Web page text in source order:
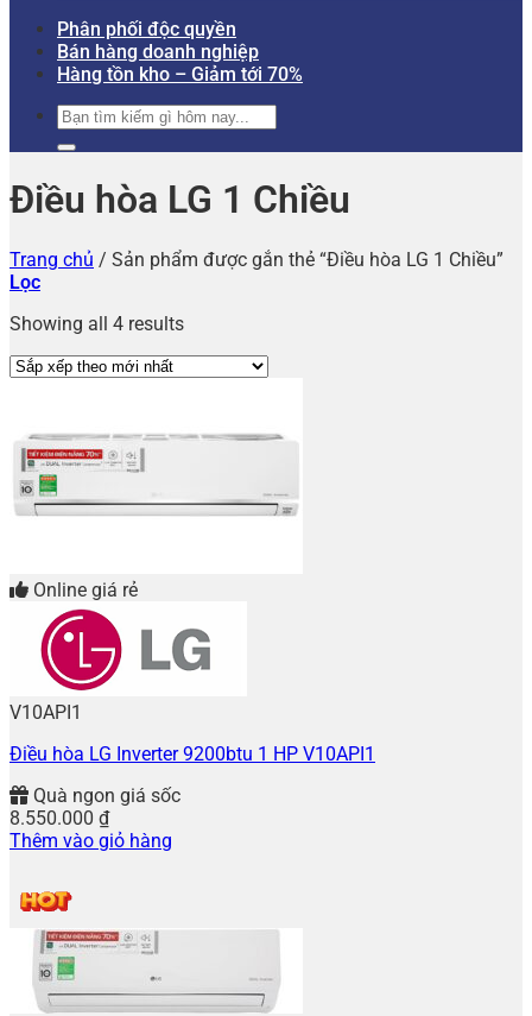
Phân phối độc quyền
Bán hàng doanh nghiệp
Hàng tồn kho – Giảm tới 70%
Tìm
kiếm:
Điều hòa LG 1 Chiều
Trang chủ / Sản phẩm được gắn thẻ “Điều hòa LG 1 Chiều”
Lọc
Showing all 4 results
Online giá rẻ
V10API1
Điều hòa LG Inverter 9200btu 1 HP V10API1
Quà ngon giá sốc
8.550.000 ₫
Thêm vào giỏ hàng